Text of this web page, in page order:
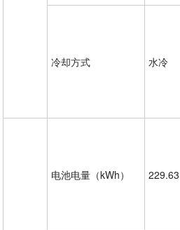
冷却方式 水冷
电池电量（kWh） 229.63